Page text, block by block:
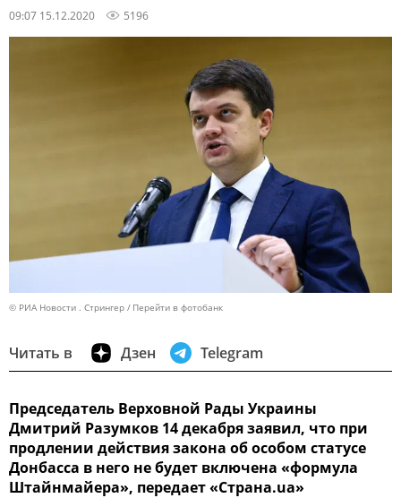
09:07 15.12.2020 5196
© РИА Новости . Стрингер Перейти в фотобанк
Читать в Дзен Telegram
Председатель Верховной Рады Украины
Дмитрий Разумков 14 декабря заявил, что при
продлении действия закона об особом статусе
Донбасса в него не будет включена «формула
Штайнмайера», передает «Страна.ua»